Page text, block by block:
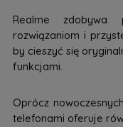
Realme zdobywa
rozwiązaniom i
by cieszyć się
funkcjami.
Oprócz
telefonami oferuje